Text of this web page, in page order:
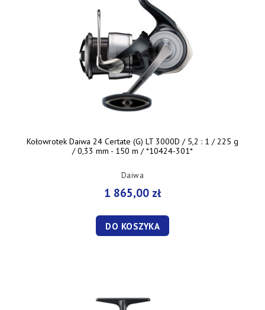
Kołowrotek Daiwa 24 Certate (G) LT 3000D / 5,2 : 1 / 225 g
/ 0,33 mm - 150 m / *10424-301*
Daiwa
1 865,00 zł
DO KOSZYKA